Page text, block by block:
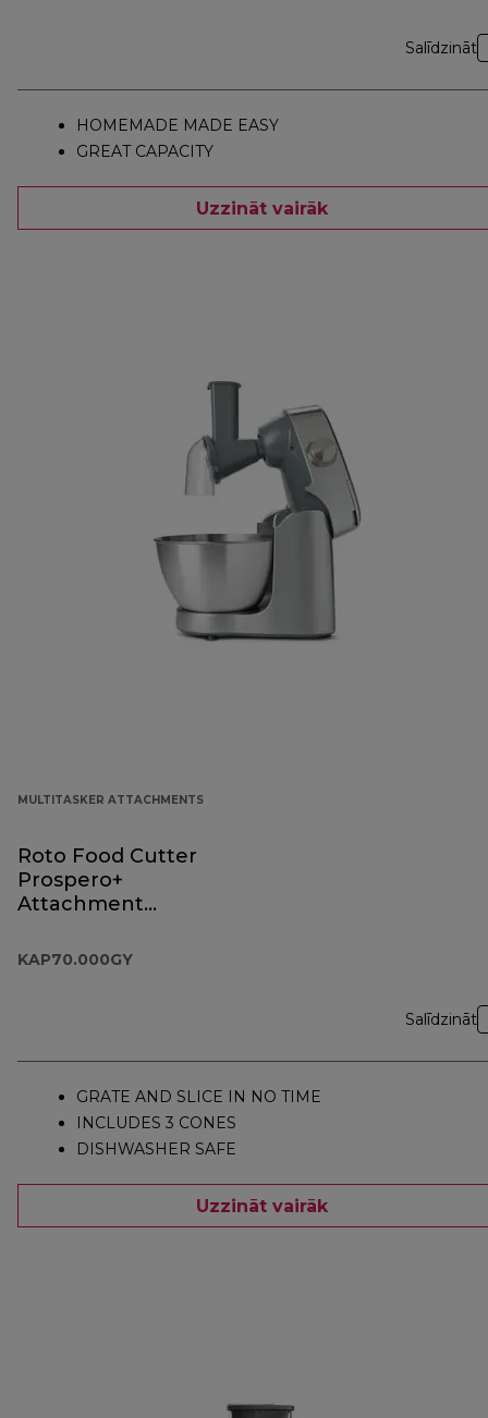
Salīdzināt
HOMEMADE MADE EASY
GREAT CAPACITY
Uzzināt vairāk
MULTITASKER ATTACHMENTS
Roto Food Cutter
Prospero+
Attachment
KAP70.000GY
Salīdzināt
GRATE AND SLICE IN NO TIME
INCLUDES 3 CONES
DISHWASHER SAFE
Uzzināt vairāk